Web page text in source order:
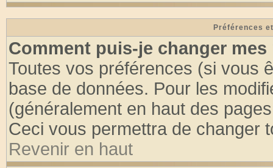
Préférences
Comment puis-je changer mes
Toutes vos préférences (si vous
base de données. Pour les
(généralement en haut des
Ceci vous permettra de changer
Revenir en haut